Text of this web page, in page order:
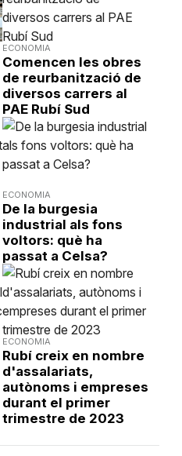
ECONOMIA
Comencen les obres
de reurbanització de
diversos carrers al
PAE Rubí Sud
ECONOMIA
De la burgesia
industrial als fons
voltors: què ha
passat a Celsa?
ECONOMIA
Rubí creix en nombre
d'assalariats,
autònoms i empreses
durant el primer
trimestre de 2023